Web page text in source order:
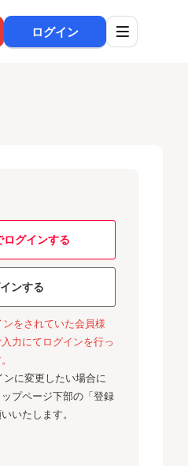
ログイン
グインする
ンする
をされていた会員様
力にてログインを行っ
に変更したい場合に
プページ下部の「登録
いたします。